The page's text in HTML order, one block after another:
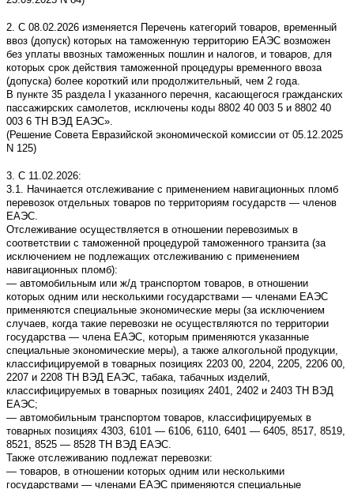
2. С 08.02.2026 изменяется Перечень категорий товаров, временный
ввоз (допуск) которых на таможенную территорию ЕАЭС возможен
без уплаты ввозных таможенных пошлин и налогов, и товаров, для
которых срок действия таможенной процедуры временного ввоза
(допуска) более короткий или продолжительный, чем 2 года.
В пункте 35 раздела I указанного перечня, касающегося гражданских
пассажирских самолетов, исключены коды 8802 40 003 5 и 8802 40
003 6 ТН ВЭД ЕАЭС».
(Решение Совета Евразийской экономической комиссии от 05.12.2025
N 125)
3. С 11.02.2026:
3.1. Начинается отслеживание с применением навигационных пломб
перевозок отдельных товаров по территориям государств — членов
ЕАЭС.
Отслеживание осуществляется в отношении перевозимых в
соответствии с таможенной процедурой таможенного транзита (за
исключением не подлежащих отслеживанию с применением
навигационных пломб):
— автомобильным или ж/д транспортом товаров, в отношении
которых одним или несколькими государствами — членами ЕАЭС
применяются специальные экономические меры (за исключением
случаев, когда такие перевозки не осуществляются по территории
государства — члена ЕАЭС, которым применяются указанные
специальные экономические меры), а также алкогольной продукции,
классифицируемой в товарных позициях 2203 00, 2204, 2205, 2206 00,
2207 и 2208 ТН ВЭД ЕАЭС, табака, табачных изделий,
классифицируемых в товарных позициях 2401, 2402 и 2403 ТН ВЭД
ЕАЭС;
— автомобильным транспортом товаров, классифицируемых в
товарных позициях 4303, 6101 — 6106, 6110, 6401 — 6405, 8517, 8519,
8521, 8525 — 8528 ТН ВЭД ЕАЭС.
Также отслеживанию подлежат перевозки:
— товаров, в отношении которых одним или несколькими
государствами — членами ЕАЭС применяются специальные